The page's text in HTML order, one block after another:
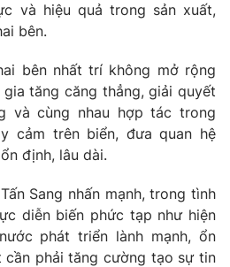
Bất động sản
Tấm lòng Việt
Vươn mình bằng AI
VTV8
English
và hiệu quả trong sản xuất,
bên.
bên nhất trí không mở rộng
tăng căng thẳng, giải quyết
và cùng nhau hợp tác trong
cảm trên biển, đưa quan hệ
định, lâu dài.
Sang nhấn mạnh, trong tình
diễn biến phức tạp như hiện
phát triển lành mạnh, ổn
phải tăng cường tạo sự tin